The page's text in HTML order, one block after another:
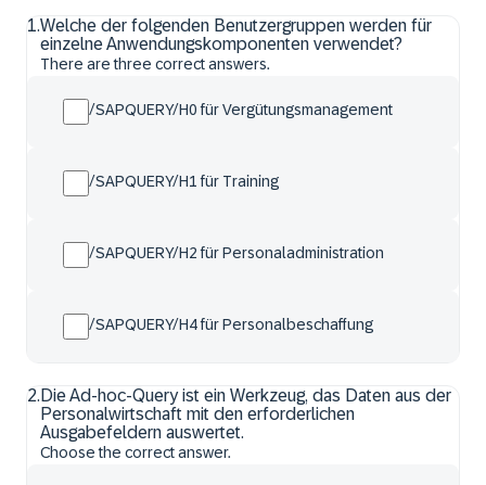
1.Welche der folgenden Benutzergruppen werden für
einzelne Anwendungskomponenten verwendet?
There are three correct answers.
/SAPQUERY/H0 für Vergütungsmanagement
/SAPQUERY/H1 für Training
/SAPQUERY/H2 für Personaladministration
/SAPQUERY/H4 für Personalbeschaffung
2. Die Ad-hoc-Query ist ein Werkzeug, das Daten aus der
Personalwirtschaft mit den erforderlichen
Ausgabefeldern auswertet.
Choose the correct answer.